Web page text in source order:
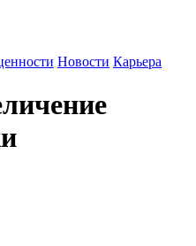
Новости Карьера